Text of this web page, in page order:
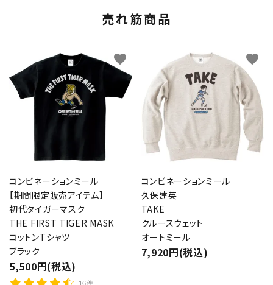
売れ筋商品
コンビネーションミール
【期間限定販売アイテム】
初代タイガーマスク
THE FIRST TIGER MASK
コットンTシャツ
ブラック
5,500円(税込)
16件
favorite
コンビネーションミール
久保建英
TAKE
クルースウェット
オートミール
7,920円(税込)
favorite